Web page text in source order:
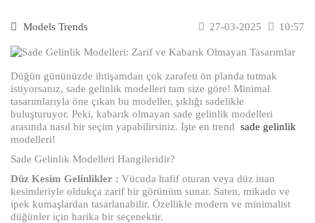
Models Trends 27-03-2025 10:57
Düğün gününüzde ihtişamdan çok zarafeti ön planda tutmak
istiyorsanız, sade gelinlik modelleri tam size göre! Minimal
tasarımlarıyla öne çıkan bu modeller, şıklığı sadelikle
buluşturuyor. Peki, kabarık olmayan sade gelinlik modelleri
arasında nasıl bir seçim yapabilirsiniz. İşte en trend sade gelinlik
modelleri!
Sade Gelinlik Modelleri Hangileridir?
Düz Kesim Gelinlikler : Vücuda hafif oturan veya düz inan
kesimleriyle oldukça zarif bir görünüm sunar. Saten, mikado ve
ipek kumaşlardan tasarlanabilir. Özellikle modern ve minimalist
düğünler için harika bir seçenektir.